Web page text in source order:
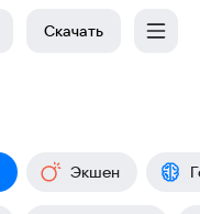
Скачать
Экшен